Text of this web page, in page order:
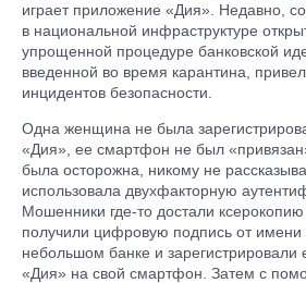
играет приложение «Дия». Недавно,
в национальной инфраструктуре
упрощенной процедуре банковской
введенной во время карантина,
инцидентов безопасности.
Одна женщина не была
«Дия», ее смартфон не был
была осторожна, никому не
использовала двухфакторную
Мошенники где-то достали ксерокопию
получили цифровую подпись от
небольшом банке и зарегистрировали
«Дия» на свой смартфон. Затем с